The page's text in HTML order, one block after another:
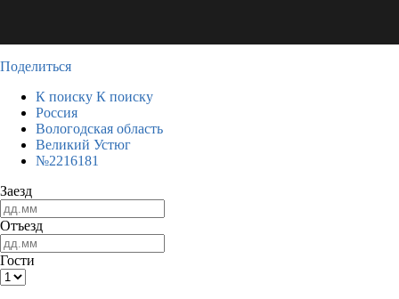
Поделиться
К поиску К поиску
Россия
Вологодская область
Великий Устюг
№2216181
Заезд
Отъезд
Гости